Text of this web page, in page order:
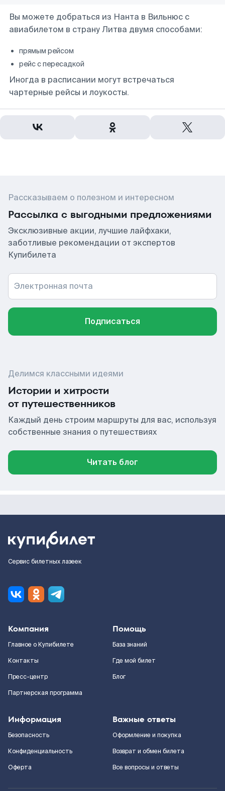
Вы можете добраться из Нанта в Вильнюс с
авиабилетом в страну Литва двумя способами:
прямым рейсом
рейс с пересадкой
Иногда в расписании могут встречаться
чартерные рейсы и лоукосты.
Рассказываем о полезном и интересном
Рассылка с выгодными предложениями
Эксклюзивные акции, лучшие лайфхаки,
заботливые рекомендации от экспертов
Купибилета
Электронная почта
Подписаться
Делимся классными идеями
Истории и хитрости
от путешественников
Каждый день строим маршруты для вас, используя
собственные знания о путешествиях
Читать блог
Сервис билетных лазеек
Компания
Главное о Купибилете
Контакты
Пресс-центр
Партнерская программа
Помощь
База знаний
Где мой билет
Блог
Информация
Безопасность
Конфиденциальность
Оферта
Важные ответы
Оформление и покупка
Возврат и обмен билета
Все вопросы и ответы